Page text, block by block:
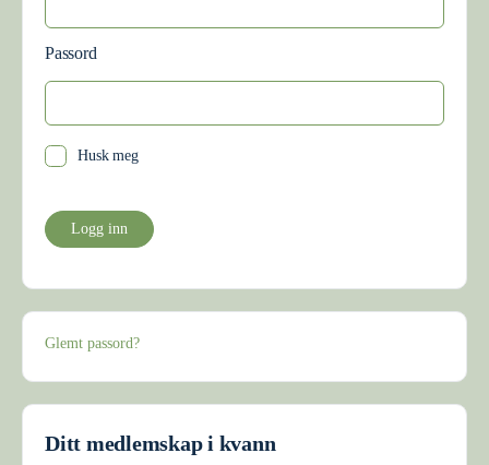
Passord
Husk meg
Glemt passord?
Ditt medlemskap i kvann